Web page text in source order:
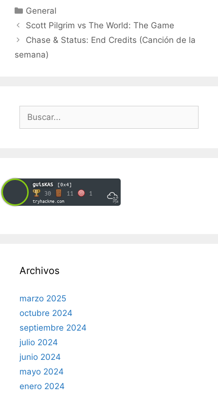
Categorías
General
Scott Pilgrim vs The World: The Game
Chase & Status: End Credits (Canción de la
semana)
guisKAS [0x4]
30 11 1
tryhackme.com
Archivos
marzo 2025
octubre 2024
septiembre 2024
julio 2024
junio 2024
mayo 2024
enero 2024